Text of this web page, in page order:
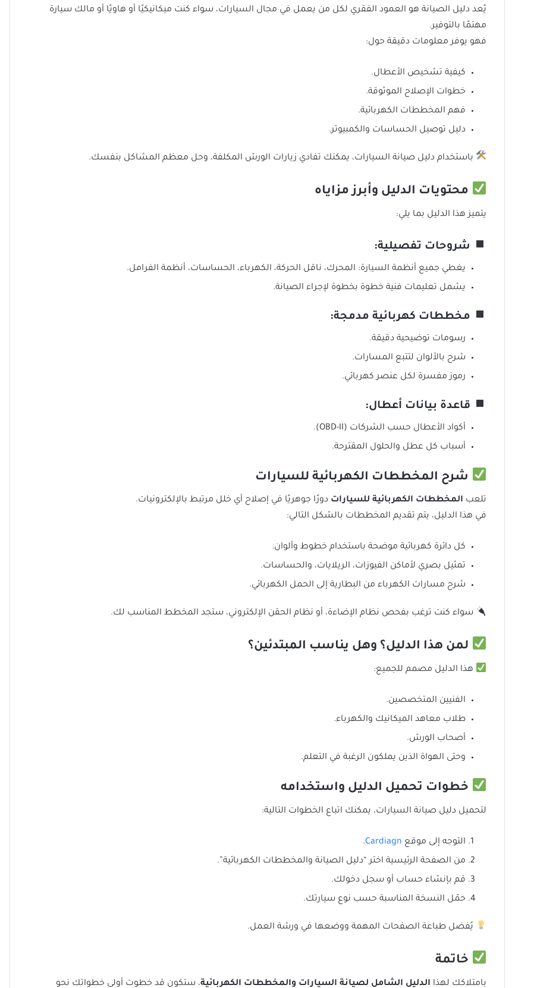
يُعد دليل الصيانة هو العمود الفقري لكل من يعمل في مجال السيارات، سواء كنت ميكانيكيًا أو هاويًا أو مالك سيارة
مهتمًا بالتوفير.
فهو يوفر معلومات دقيقة حول:
كيفية تشخيص الأعطال.
خطوات الإصلاح الموثوقة.
فهم المخططات الكهربائية.
دليل توصيل الحساسات والكمبيوتر.
باستخدام دليل صيانة السيارات، يمكنك تفادي زيارات الورش المكلفة، وحل معظم المشاكل بنفسك.
محتويات الدليل وأبرز مزاياه
يتميز هذا الدليل بما يلي:
شروحات تفصيلية:
يغطي جميع أنظمة السيارة: المحرك، ناقل الحركة، الكهرباء، الحساسات، أنظمة الفرامل.
يشمل تعليمات فنية خطوة بخطوة لإجراء الصيانة.
مخططات كهربائية مدمجة:
رسومات توضيحية دقيقة.
شرح بالألوان لتتبع المسارات.
رموز مفسرة لكل عنصر كهربائي.
قاعدة بيانات أعطال:
أكواد الأعطال حسب الشركات (OBD-II).
أسباب كل عطل والحلول المقترحة.
شرح المخططات الكهربائية للسيارات
تلعب المخططات الكهربائية للسيارات دورًا جوهريًا في إصلاح أي خلل مرتبط بالإلكترونيات.
في هذا الدليل، يتم تقديم المخططات بالشكل التالي:
كل دائرة كهربائية موضحة باستخدام خطوط وألوان.
تمثيل بصري لأماكن الفيوزات، الريلايات، والحساسات.
شرح مسارات الكهرباء من البطارية إلى الحمل الكهربائي.
سواء كنت ترغب بفحص نظام الإضاءة، أو نظام الحقن الإلكتروني، ستجد المخطط المناسب لك.
لمن هذا الدليل؟ وهل يناسب المبتدئين؟
هذا الدليل مصمم للجميع:
الفنيين المتخصصين.
طلاب معاهد الميكانيك والكهرباء.
أصحاب الورش.
وحتى الهواة الذين يملكون الرغبة في التعلم.
خطوات تحميل الدليل واستخدامه
لتحميل دليل صيانة السيارات، يمكنك اتباع الخطوات التالية:
التوجه إلى موقع Cardiagn
.
من الصفحة الرئيسية اختر “دليل الصيانة والمخططات الكهربائية”.
قم بإنشاء حساب أو سجل دخولك.
حمّل النسخة المناسبة حسب نوع سيارتك.
يُفضل طباعة الصفحات المهمة ووضعها في ورشة العمل.
خاتمة
بامتلاكك لهذا الدليل الشامل لصيانة السيارات والمخططات الكهربائية، ستكون قد خطوت أولى خطواتك نحو